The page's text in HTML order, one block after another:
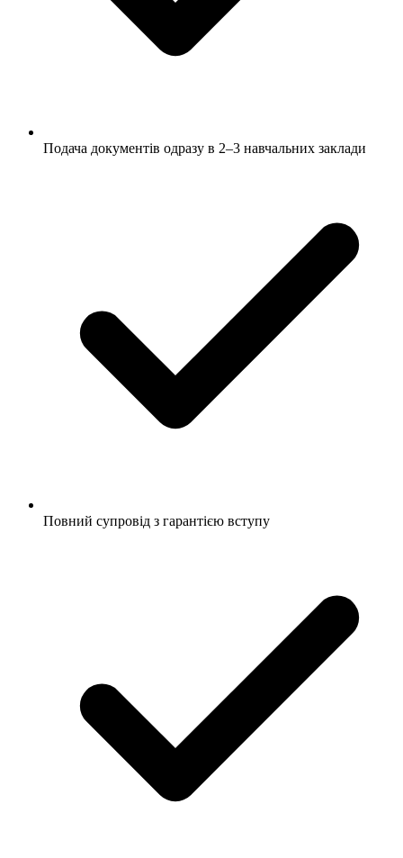
Подача документів одразу в 2–3 навчальних заклади
Повний супровід з гарантією вступу